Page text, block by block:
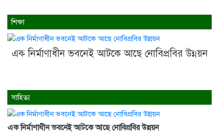
শিক্ষা
এক নির্মাণাধীন ভবনেই আটকে আছে নোবিপ্রবির উন্নয়ন
Previous Next
সাহিত্য
এক নির্মাণাধীন ভবনেই আটকে আছে নোবিপ্রবির উন্নয়ন